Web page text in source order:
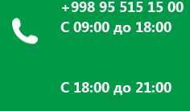
+998 95 515 15 00
С 09:00 до 18:00
С 18:00 до 21:00